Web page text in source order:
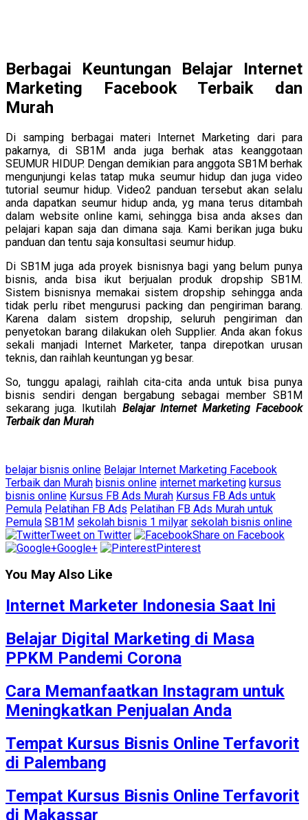
Berbagai Keuntungan Belajar Internet
Marketing Facebook Terbaik dan
Murah
Di samping berbagai materi Internet Marketing dari para
pakarnya, di SB1M anda juga berhak atas keanggotaan
SEUMUR HIDUP. Dengan demikian para anggota SB1M berhak
mengunjungi kelas tatap muka seumur hidup dan juga video
tutorial seumur hidup. Video2 panduan tersebut akan selalu
anda dapatkan seumur hidup anda, yg mana terus ditambah
dalam website online kami, sehingga bisa anda akses dan
pelajari kapan saja dan dimana saja. Kami berikan juga buku
panduan dan tentu saja konsultasi seumur hidup.
Di SB1M juga ada proyek bisnisnya bagi yang belum punya
bisnis, anda bisa ikut berjualan produk dropship SB1M.
Sistem bisnisnya memakai sistem dropship sehingga anda
tidak perlu ribet mengurusi packing dan pengiriman barang.
Karena dalam sistem dropship, seluruh pengiriman dan
penyetokan barang dilakukan oleh Supplier. Anda akan fokus
sekali manjadi Internet Marketer, tanpa direpotkan urusan
teknis, dan raihlah keuntungan yg besar.
So, tunggu apalagi, raihlah cita-cita anda untuk bisa punya
bisnis sendiri dengan bergabung sebagai member SB1M
sekarang juga. Ikutilah Belajar Internet Marketing Facebook
Terbaik dan Murah
belajar bisnis online Belajar Internet Marketing Facebook
Terbaik dan Murah bisnis online internet marketing kursus
bisnis online Kursus FB Ads Murah Kursus FB Ads untuk
Pemula Pelatihan FB Ads Pelatihan FB Ads Murah untuk
Pemula SB1M sekolah bisnis 1 milyar sekolah bisnis online
Tweet on Twitter
Share on Facebook
Google+
Pinterest
You May Also Like
Internet Marketer Indonesia Saat Ini
Belajar Digital Marketing di Masa
PPKM Pandemi Corona
Cara Memanfaatkan Instagram untuk
Meningkatkan Penjualan Anda
Tempat Kursus Bisnis Online Terfavorit
di Palembang
Tempat Kursus Bisnis Online Terfavorit
di Makassar